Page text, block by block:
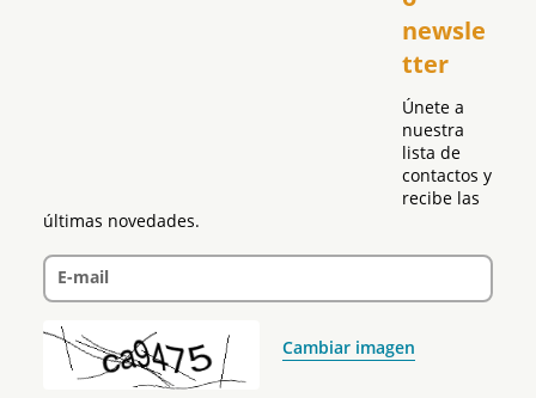
newsle
tter
Únete a
nuestra
lista de
contactos y
recibe las
últimas novedades.
E-mail
Cambiar imagen